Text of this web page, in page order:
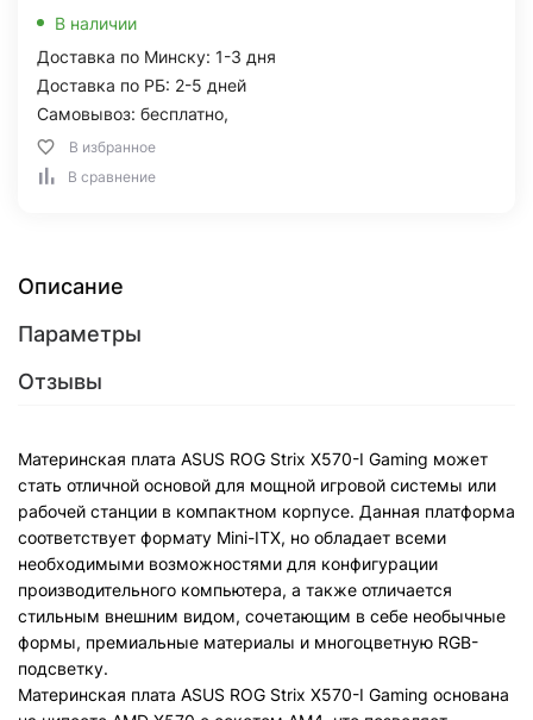
В наличии
Доставка по Минску: 1-3 дня
Доставка по РБ: 2-5 дней
Самовывоз: бесплатно,
В избранное
В сравнение
Описание
Параметры
Отзывы
Материнская плата ASUS ROG Strix X570-I Gaming может
стать отличной основой для мощной игровой системы или
рабочей станции в компактном корпусе. Данная платформа
соответствует формату Mini-ITX, но обладает всеми
необходимыми возможностями для конфигурации
производительного компьютера, а также отличается
стильным внешним видом, сочетающим в себе необычные
формы, премиальные материалы и многоцветную RGB-
подсветку.
Материнская плата ASUS ROG Strix X570-I Gaming основана